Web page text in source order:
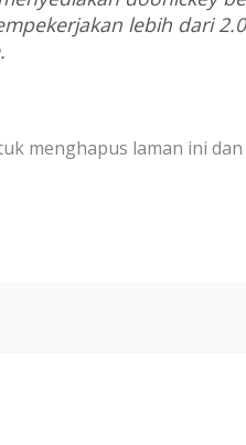
lebih dari
menghapus laman ini